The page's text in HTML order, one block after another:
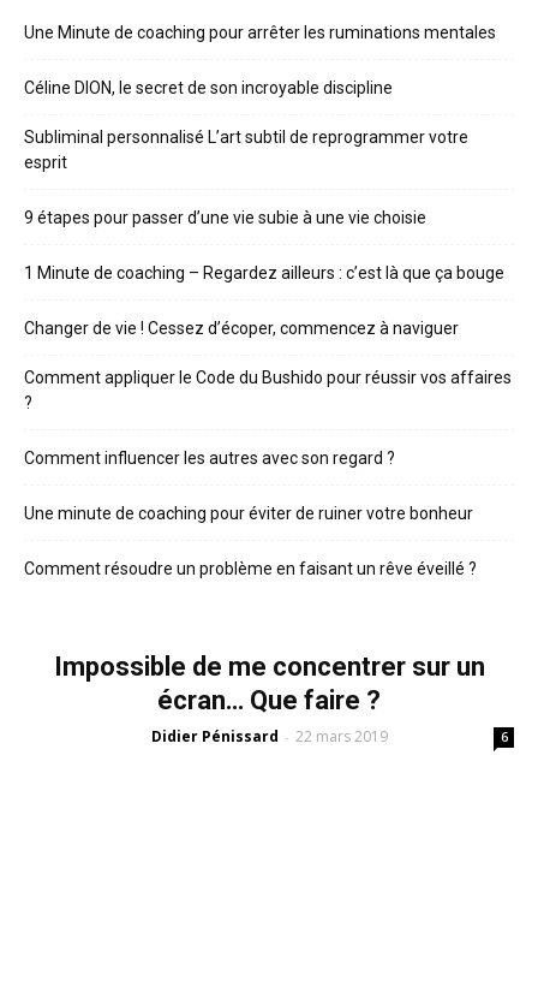
Une Minute de coaching pour arrêter les ruminations mentales
Céline DION, le secret de son incroyable discipline
Subliminal personnalisé L’art subtil de reprogrammer votre
esprit
9 étapes pour passer d’une vie subie à une vie choisie
1 Minute de coaching – Regardez ailleurs : c’est là que ça bouge
Changer de vie ! Cessez d’écoper, commencez à naviguer
Comment appliquer le Code du Bushido pour réussir vos affaires
?
Comment influencer les autres avec son regard ?
Une minute de coaching pour éviter de ruiner votre bonheur
Comment résoudre un problème en faisant un rêve éveillé ?
Impossible de me concentrer sur un
écran… Que faire ?
Didier Pénissard - 22 mars 2019 6